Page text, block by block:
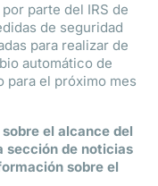
parte del IRS de
de seguridad
para realizar de
automático de
para el próximo mes
el alcance del
sección de noticias
sobre el